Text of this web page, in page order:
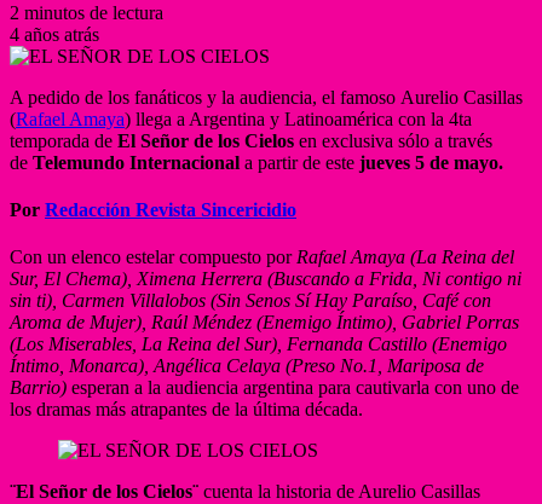
2 minutos de lectura
4 años atrás
A pedido de los fanáticos y la audiencia, el famoso Aurelio Casillas
(Rafael Amaya) llega a Argentina y Latinoamérica con la 4ta
temporada de El Señor de los Cielos en exclusiva sólo a través
de Telemundo Internacional a partir de este jueves 5 de mayo.
Por Redacción Revista Sincericidio
Con un elenco estelar compuesto por Rafael Amaya (La Reina del
Sur, El Chema), Ximena Herrera (Buscando a Frida, Ni contigo ni
sin ti), Carmen Villalobos (Sin Senos Sí Hay Paraíso, Café con
Aroma de Mujer), Raúl Méndez (Enemigo Íntimo), Gabriel Porras
(Los Miserables, La Reina del Sur), Fernanda Castillo (Enemigo
Íntimo, Monarca), Angélica Celaya (Preso No.1, Mariposa de
Barrio) esperan a la audiencia argentina para cautivarla con uno de
los dramas más atrapantes de la última década.
¨El Señor de los Cielos¨ cuenta la historia de Aurelio Casillas